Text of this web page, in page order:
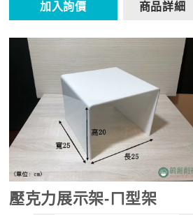
加入詢價 商品詳細
壓克力展示架-ㄇ型架